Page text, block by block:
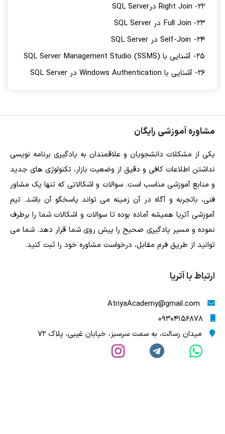
22- Right Join درSQL Server
23- Full Join در SQL Server
24- Self-Join در SQL Server
25- آشنایی با SQL Server Management Studio (SSMS)
26- آشنایی با Windows Authentication در SQL Server
مشاوره آموزشی رایگان
یکی از مشکلات دانشجویان و علاقمندان به یادگیری برنامه نویسی
نداشتن اطلاعات کافی و دقیق از وضعیت بازار، تکنولوژی های جدید
و منابع آموزشی مناسب است. سوالات و اشکالاتی که تنها یک مشاور
فنی، باتجربه و آگاه در آن زمینه می تواند پاسخگو آن باشد. تیم
آموزشی آتریا همیشه آماده بوده تا سوالات و اشکالات شما را برطرف
نموده و مسیر یادگیری صحیح را پیش روی شما قرار دهد. شما می
توانید از طریق فرم مقابل، درخواست مشاوره خود را ثبت کنید.
ارتباط با آتریا
AtriyaAcademy@gmail.com
09304156878
میدان رسالت، به سمت سرسبز، خیابان غیبی، پلاک 72